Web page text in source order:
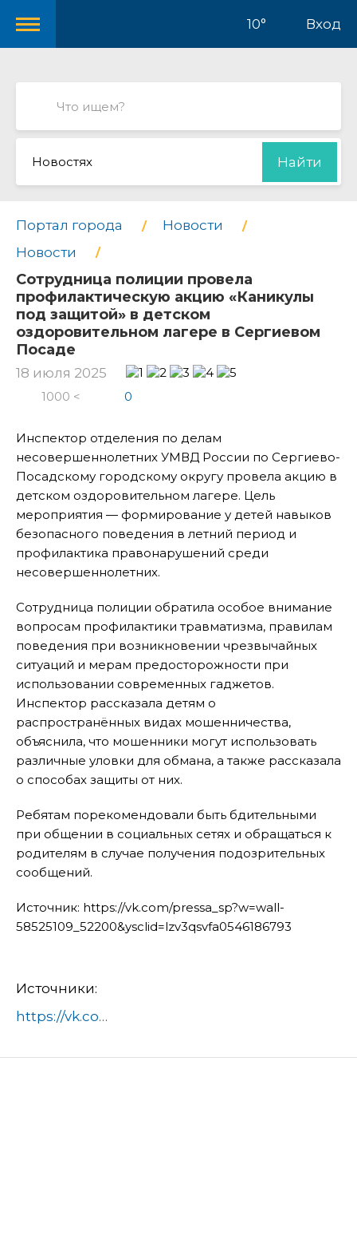
10° Вход
Новостях Найти
Портал города
Новости
Новости
Сотрудница полиции провела
профилактическую акцию «Каникулы
под защитой» в детском
оздоровительном лагере в Сергиевом
Посаде
18 июля 2025
1000 < 0
Инспектор отделения по делам
несовершеннолетних УМВД России по Сергиево-
Посадскому городскому округу провела акцию в
детском оздоровительном лагере. Цель
мероприятия — формирование у детей навыков
безопасного поведения в летний период и
профилактика правонарушений среди
несовершеннолетних.
Сотрудница полиции обратила особое внимание
вопросам профилактики травматизма, правилам
поведения при возникновении чрезвычайных
ситуаций и мерам предосторожности при
использовании современных гаджетов.
Инспектор рассказала детям о
распространённых видах мошенничества,
объяснила, что мошенники могут использовать
различные уловки для обмана, а также рассказала
о способах защиты от них.
Ребятам порекомендовали быть бдительными
при общении в социальных сетях и обращаться к
родителям в случае получения подозрительных
сообщений.
Источник: https://vk.com/pressa_sp?w=wall-
58525109_52200&ysclid=lzv3qsvfa0546186793
Источники:
https://vk.com/pressa_sp?w=wall-58525109_52200&ysclid=lzv3qsvfa0546186793